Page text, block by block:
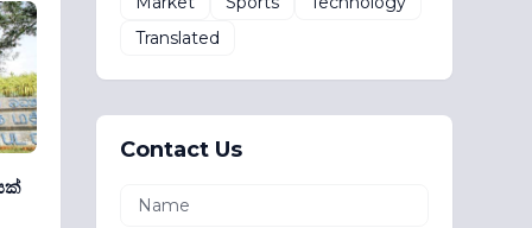
Translated
Contact Us